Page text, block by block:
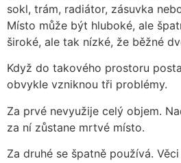
sokl, trám, radiátor, zásuvka
Místo může být hluboké, ale
široké, ale tak nízké, že běžné
Když do takového prostoru
obvykle vzniknou tři problémy.
Za prvé nevyužije celý objem.
za ní zůstane mrtvé místo.
Za druhé se špatně používá.